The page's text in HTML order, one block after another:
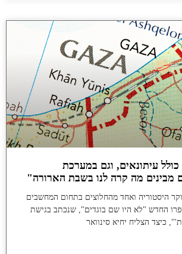
עיתונאים, וגם במערכת
מבינים מה קרה לנו בשבת הארורה"
היסטוריה ואחד מהחלוצים בתחום המחשבים
החדש "לא היו שם בוגדים", שנכתב בגישת
כיצד הצליח יחיא סינוואר